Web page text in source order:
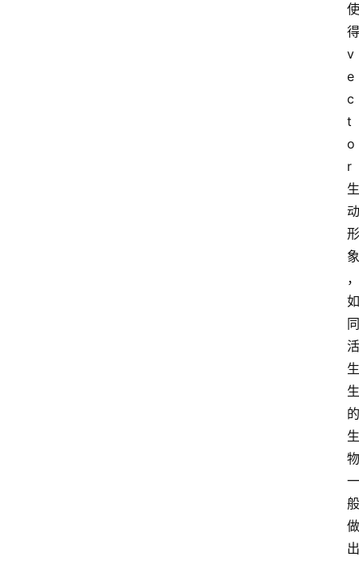
使
得
v
e
c
t
o
r
生
动
形
象
，
如
同
活
生
生
的
生
物
一
般
做
出